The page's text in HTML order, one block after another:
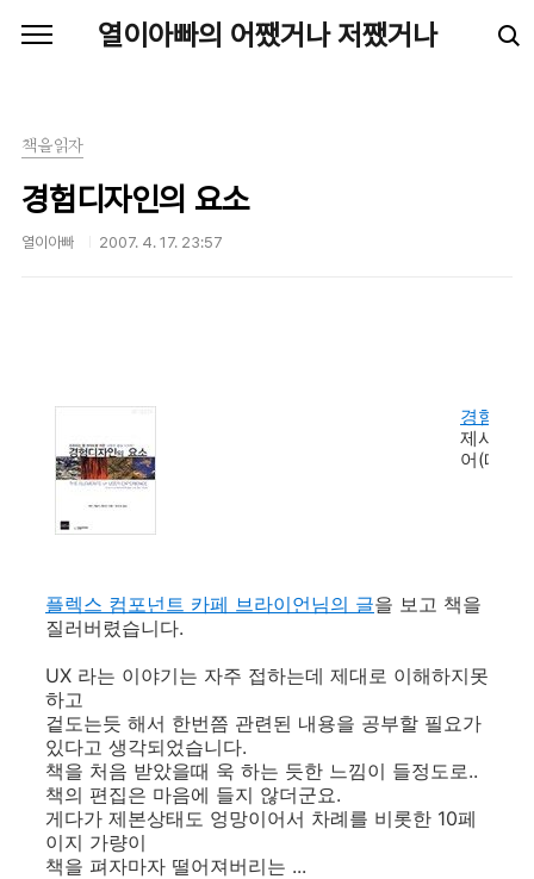
열이아빠의 어쨌거나 저쨌거나
책을읽자
경험디자인의 요소
열이아빠 2007. 4. 17. 23:57
경험디
제시 제
어(띠앗)
플렉스 컴포넌트 카페 브라이언님의 글을 보고 책을
질러버렸습니다.
UX 라는 이야기는 자주 접하는데 제대로 이해하지못
하고
겉도는듯 해서 한번쯤 관련된 내용을 공부할 필요가
있다고 생각되었습니다.
책을 처음 받았을때 욱 하는 듯한 느낌이 들정도로..
책의 편집은 마음에 들지 않더군요.
게다가 제본상태도 엉망이어서 차례를 비롯한 10페
이지 가량이
책을 펴자마자 떨어져버리는 ...